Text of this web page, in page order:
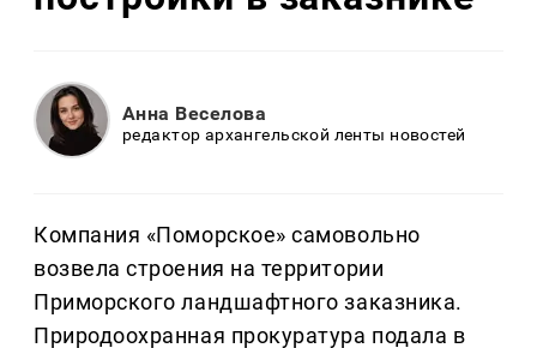
Анна Веселова
редактор архангельской ленты новостей
Компания «Поморское» самовольно
возвела строения на территории
Приморского ландшафтного заказника.
Природоохранная прокуратура подала в